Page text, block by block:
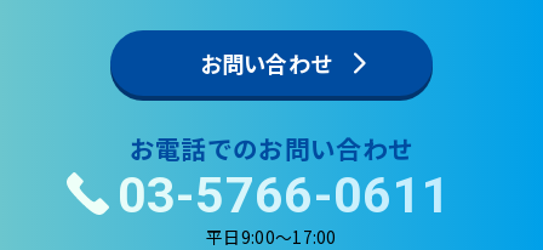
お問い合わせ
お電話でのお問い合わせ
03-5766-0611
平日9:00～17:00